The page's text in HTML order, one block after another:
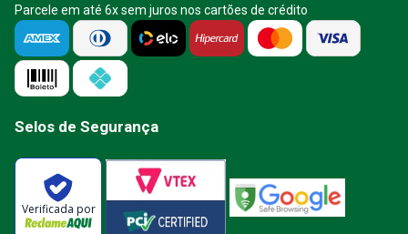
Parcele em até 6x sem juros nos cartões de crédito
Selos de Segurança
Verificada por